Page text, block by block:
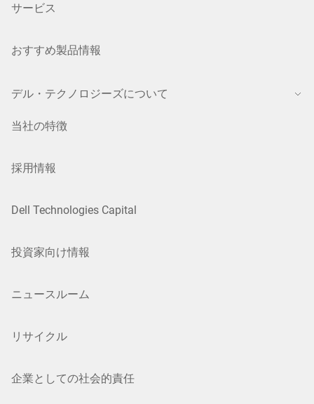
サービス
おすすめ製品情報
デル・テクノロジーズについて
当社の特徴
採用情報
Dell Technologies Capital
投資家向け情報
ニュースルーム
リサイクル
企業としての社会的責任